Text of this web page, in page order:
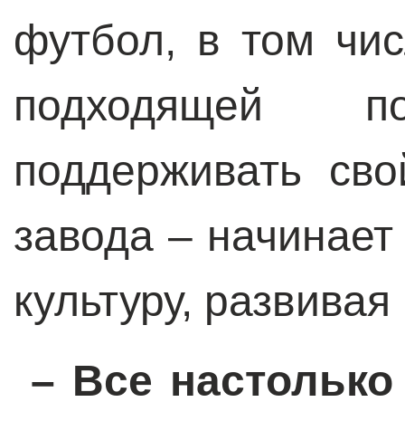
футбол, в том
подходящей
поддерживать
завода –
культуру,
– Все